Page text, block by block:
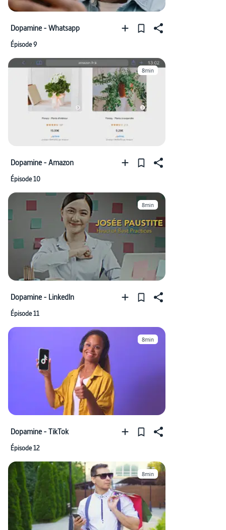
Dopamine - Whatsapp
Épisode 9
8min
Dopamine - Amazon
Épisode 10
8min
Dopamine - LinkedIn
Épisode 11
8min
Dopamine - TikTok
Épisode 12
8min